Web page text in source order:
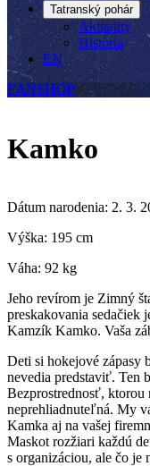
Tatranský pohár
Aktuality
História
EN
FANSHOP
Kamko
Dátum narodenia: 2. 3.
Výška: 195 cm
Váha: 92 kg
Jeho revírom je Zimný
preskakovania sedačiek
Kamzík Kamko. Vaša
Deti si hokejové zápasy
nevedia predstaviť. Ten
Bezprostrednosť,
neprehliadnuteľná. My
Kamka aj na vašej
Maskot rozžiari každú
s organizáciou, ale čo je